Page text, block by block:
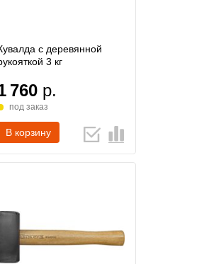
с деревянной
3 кг
760 р.
под заказ
В корзину